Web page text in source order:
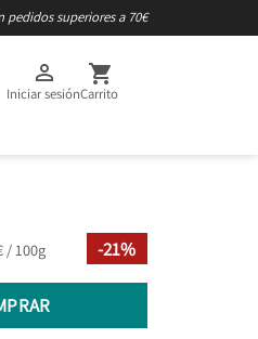
pedidos superiores a 70€

Iniciar sesión

Carrito
/ 100g -21%